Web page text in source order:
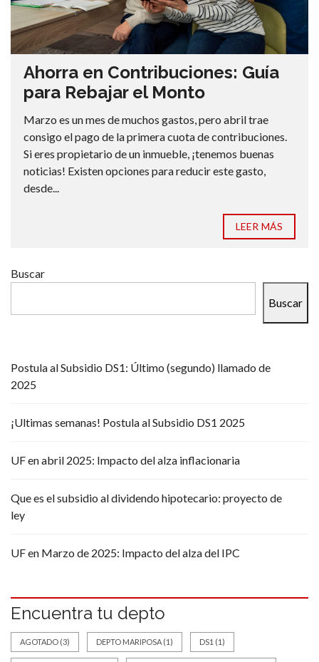
Ahorra en Contribuciones: Guía
para Rebajar el Monto
Marzo es un mes de muchos gastos, pero abril trae
consigo el pago de la primera cuota de contribuciones.
Si eres propietario de un inmueble, ¡tenemos buenas
noticias! Existen opciones para reducir este gasto,
desde...
LEER MÁS
Buscar
Buscar
Postula al Subsidio DS1: Último (segundo) llamado de
2025
¡Ultimas semanas! Postula al Subsidio DS1 2025
UF en abril 2025: Impacto del alza inflacionaria
Que es el subsidio al dividendo hipotecario: proyecto de
ley
UF en Marzo de 2025: Impacto del alza del IPC
Encuentra tu depto
AGOTADO (3) DEPTO MARIPOSA (1) DS1 (1)